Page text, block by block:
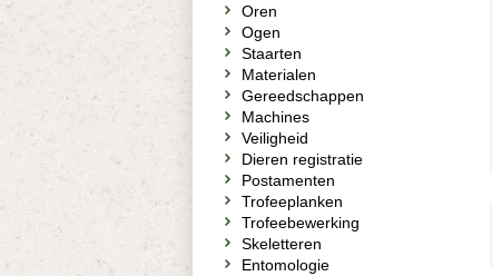
Oren
Ogen
Staarten
Materialen
Gereedschappen
Machines
Veiligheid
Dieren registratie
Postamenten
Trofeeplanken
Trofeebewerking
Skeletteren
Entomologie